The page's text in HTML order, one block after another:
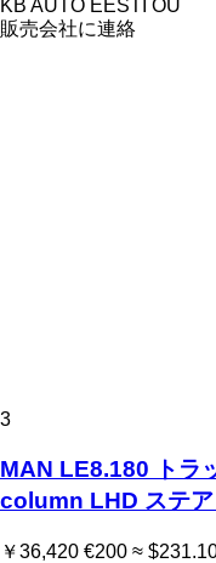
KB AUTO EESTI OÜ
販売会社に連絡
3
MAN LE8.180 トラ
column LHD ステア
￥36,420 €200 ≈